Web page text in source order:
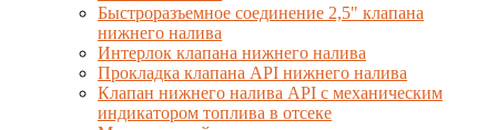
Быстроразъемное соединение 2,5" клапана
нижнего налива
Интерлок клапана нижнего налива
Прокладка клапана API нижнего налива
Клапан нижнего налива API с механическим
индикатором топлива в отсеке